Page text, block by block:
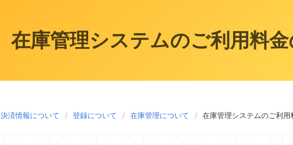
在庫管理システムのご利用料
決済情報について 登録について 在庫管理について 在庫管理システムのご利